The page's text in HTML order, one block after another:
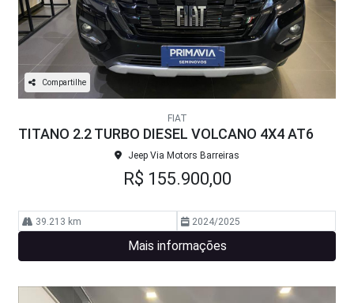
Compartilhe
FIAT
TITANO 2.2 TURBO DIESEL VOLCANO 4X4 AT6
Jeep Via Motors Barreiras
R$ 155.900,00
39.213 km 2024/2025
Mais informações